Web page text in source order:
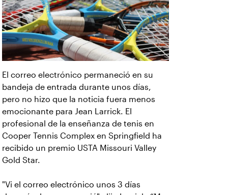
El correo electrónico permaneció en su
bandeja de entrada durante unos días,
pero no hizo que la noticia fuera menos
emocionante para Jean Larrick. El
profesional de la enseñanza de tenis en
Cooper Tennis Complex en Springfield ha
recibido un premio USTA Missouri Valley
Gold Star.
"Vi el correo electrónico unos 3 días